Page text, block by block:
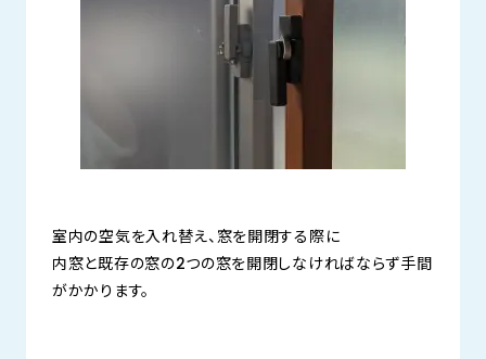
室内の空気を入れ替え、窓を開閉する際に
内窓と既存の窓の2つの窓を開閉しなければならず手間
がかかります。